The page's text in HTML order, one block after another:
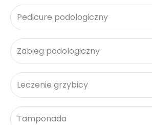
Pedicure podologiczny
Zabieg podologiczny
Leczenie grzybicy
Tamponada